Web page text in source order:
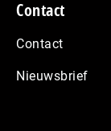
Contact
Contact
Nieuwsbrief